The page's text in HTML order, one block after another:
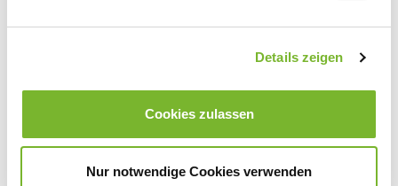
Details zeigen
Cookies zulassen
Nur notwendige Cookies verwenden
Für weitere Informationen wenden Sie sich bitte direkt an den jeweiligen